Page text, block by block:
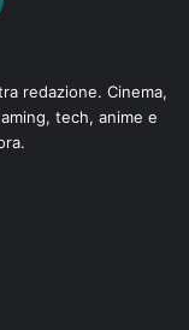
redazione. Cinema,
tech, anime e